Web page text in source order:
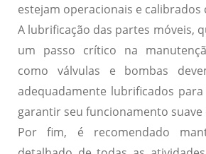
estejam operacionais e
A lubrificação das partes móveis,
um passo crítico na
como válvulas e bombas
adequadamente lubrificados
garantir seu funcionamento suave
Por fim, é recomendado